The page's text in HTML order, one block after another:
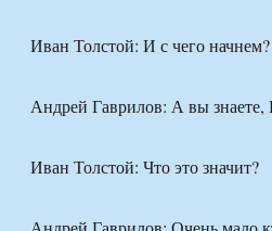
Иван Толстой: И с чего начнем?
Андрей Гаврилов: А вы знаете,
Иван Толстой: Что это значит?